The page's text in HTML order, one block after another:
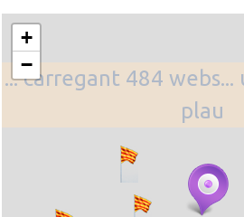
... carregant 484 webs...
plau
+
−